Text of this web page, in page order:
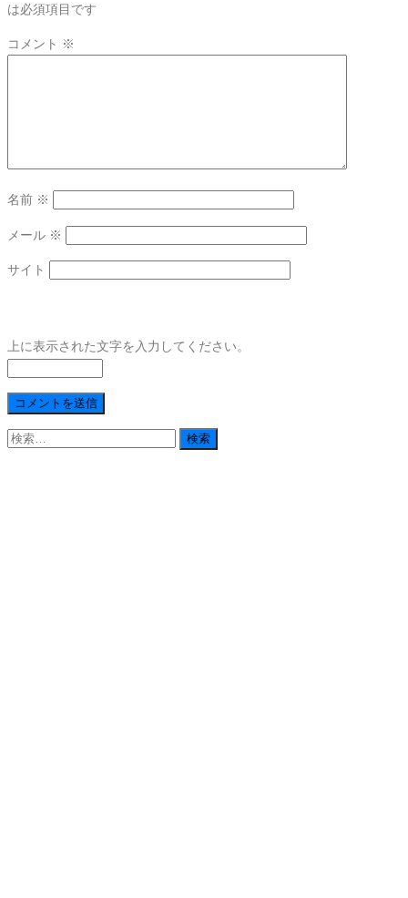
は必須項目です
コメント ※
名前 ※
メール ※
サイト
上に表示された文字を入力してください。
検